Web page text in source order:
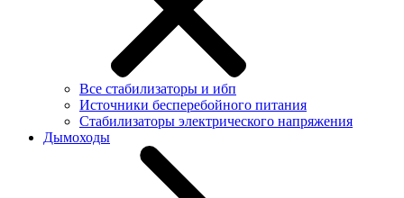
Все стабилизаторы и ибп
Источники бесперебойного питания
Стабилизаторы электрического напряжения
Дымоходы